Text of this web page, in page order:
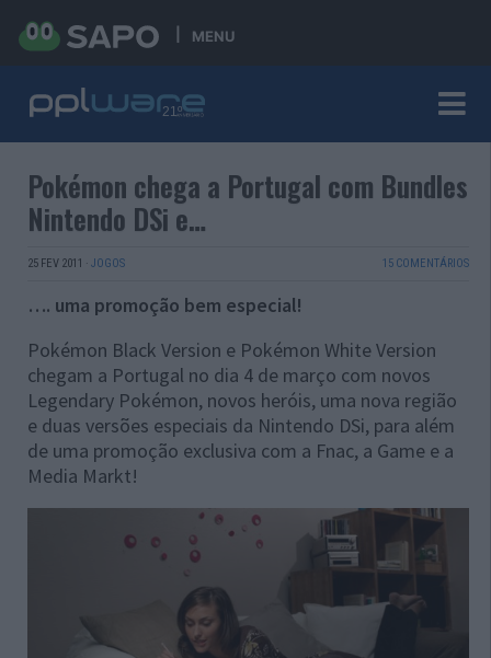
MENU
Pokémon chega a Portugal com Bundles
Nintendo DSi e…
25 FEV 2011 · JOGOS 15 COMENTÁRIOS
…. uma promoção bem especial!
Pokémon Black Version e Pokémon White Version
chegam a Portugal no dia 4 de março com novos
Legendary Pokémon, novos heróis, uma nova região
e duas versões especiais da Nintendo DSi, para além
de uma promoção exclusiva com a Fnac, a Game e a
Media Markt!